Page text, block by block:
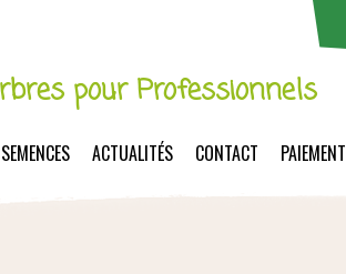
pour Professionnels
SEMENCES ACTUALITÉS CONTACT PAIEMENT